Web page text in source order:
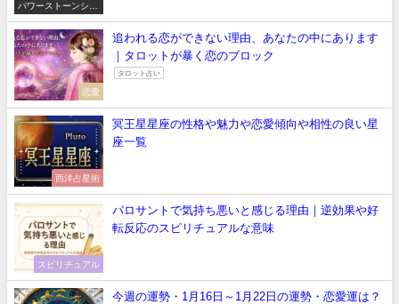
パワーストーンショ
ップ
恋愛
追われる恋ができない理由、あなたの中にあります
｜タロットが暴く恋のブロック
タロット占い
西洋占星術
冥王星星座の性格や魅力や恋愛傾向や相性の良い星
座一覧
スピリチュアル
パロサントで気持ち悪いと感じる理由｜逆効果や好
転反応のスピリチュアルな意味
今週の運勢・1月16日～1月22日の運勢・恋愛運は？